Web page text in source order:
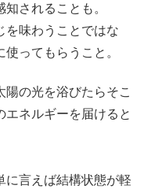
されることも。
を味わうことではな
ってもらうこと。
の光を浴びたらそこ
エネルギーを届けると
に言えば結構状態が軽